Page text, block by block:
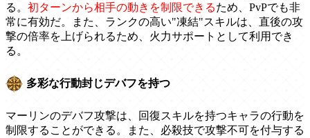
る。 初ターンから相手の動きを制限できるため、PvPでも非
常に有効だ。また、ランクの高い"凍結"スキルは、直後の攻
撃の倍率を上げられるため、火力サポートとして利用でき
る。
多彩な行動封じデバフを持つ
マーリンのデバフ攻撃は、回復スキルを持つキャラの行動を
制限することができる。また、必殺技で攻撃不可を付与する